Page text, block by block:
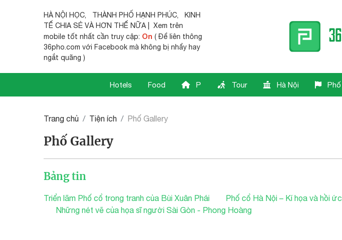
HÀ NỘI HỌC, THÀNH PHỐ HẠNH PHÚC,
KINH
TẾ CHIA SẺ VÀ HƠN THẾ NỮA | Xem trên
mobile tốt nhất cần truy cập: On ( Để liên thông
36pho.com với Facebook mà không bị nhẩy hay
ngắt quãng )
Hotels Food P Tour Hà Nội Phố
Trang chủ Tiện ích Phố Gallery
Phố Gallery
Bảng tin
Triển lãm Phố cổ trong tranh của Bùi Xuân Phái Phố cổ Hà Nội – Kí họa và hồi ức
Những nét vẽ của họa sĩ người Sài Gòn - Phong Hoàng